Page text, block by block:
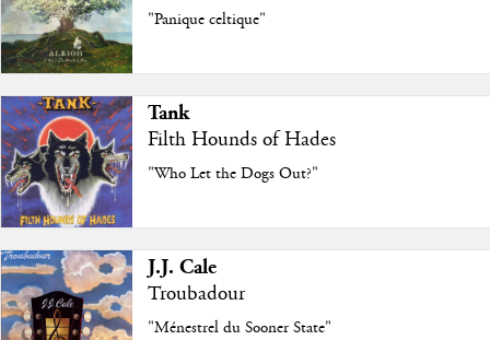
"Panique celtique"
Tank
Filth Hounds of Hades
"Who Let the Dogs Out?"
J.J. Cale
Troubadour
"Ménestrel du Sooner State"